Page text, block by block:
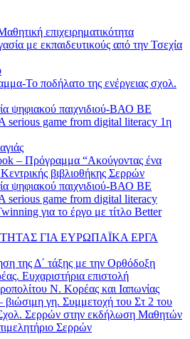
επιχειρηματικότητα
με εκπαιδευτικούς από την Τσεχία
Το ποδήλατο της ενέργειας σχολ.
ψηφιακού παιχνιδιού-ΒΑΟ BE
game from digital literacy 1η
– Πρόγραμμα “Ακούγοντας ένα
βιβλιοθήκης Σερρών
ψηφιακού παιχνιδιού-ΒΑΟ BE
game from digital literacy
για το έργο με τίτλο Better
ΓΙΑ ΕΥΡΩΠΑΪΚΑ ΕΡΓΑ
της Δ΄ τάξης με την Ορθόδοξη
Ευχαριστήρια επιστολή
Ν. Κορέας και Ιαπωνίας
γη. Συμμετοχή του Στ 2 του
Σερρών στην εκδήλωση Μαθητών
Σερρών